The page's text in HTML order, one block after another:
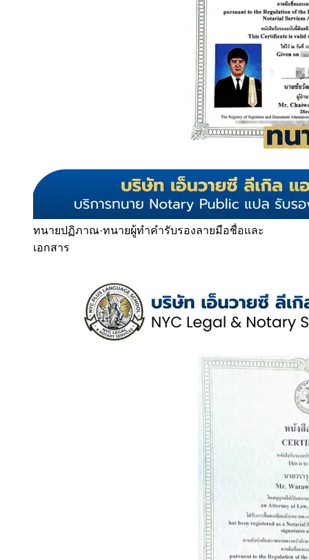
ทนายปฏิภาณ·ทนายผู้ทำคำรับรองลายมือชื่อและ
เอกสาร